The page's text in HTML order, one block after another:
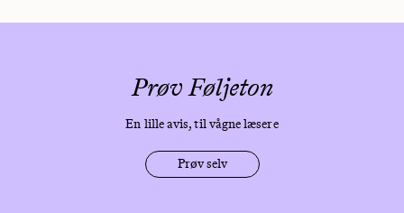
Prøv Føljeton
En lille avis, til vågne læsere
Prøv selv